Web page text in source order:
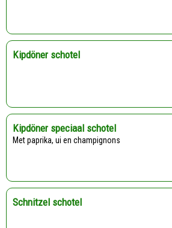
Kipdöner schotel
Kipdöner speciaal schotel
Met paprika, ui en champignons
Schnitzel schotel